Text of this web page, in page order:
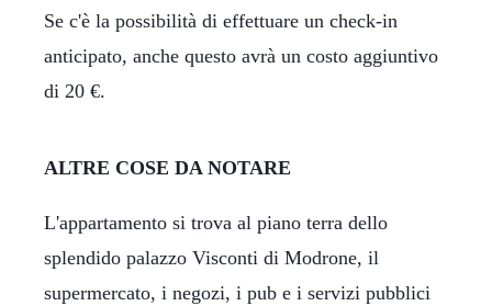
Se c'è la possibilità di effettuare un check-in
anticipato, anche questo avrà un costo aggiuntivo
di 20 €.
ALTRE COSE DA NOTARE
L'appartamento si trova al piano terra dello
splendido palazzo Visconti di Modrone, il
supermercato, i negozi, i pub e i servizi pubblici